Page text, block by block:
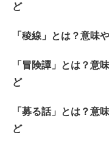
ど
「稜線」とは？意味
「冒険譚」とは？意
ど
「募る話」とは？意
ど